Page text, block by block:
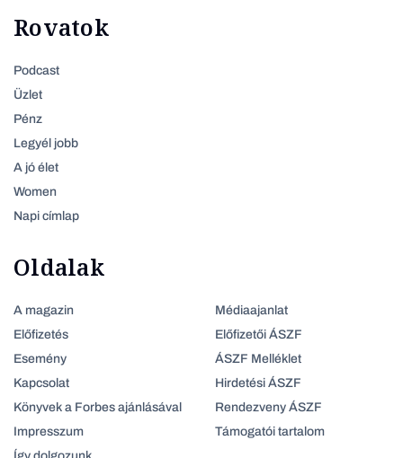
Rovatok
Podcast
Üzlet
Pénz
Legyél jobb
A jó élet
Women
Napi címlap
Oldalak
A magazin
Előfizetés
Esemény
Kapcsolat
Könyvek a Forbes ajánlásával
Impresszum
Médiaajanlat
Előfizetői ÁSZF
ÁSZF Melléklet
Hirdetési ÁSZF
Rendezveny ÁSZF
Támogatói tartalom